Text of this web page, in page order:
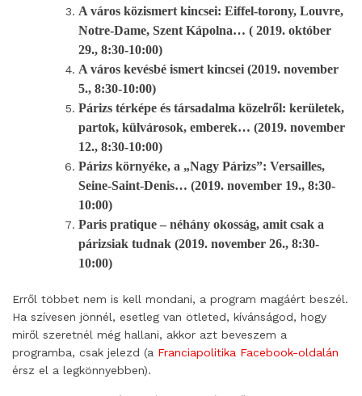
A város közismert kincsei: Eiffel-torony, Louvre,
Notre-Dame, Szent Kápolna… ( 2019. október
29., 8:30-10:00)
A város kevésbé ismert kincsei (2019. november
5., 8:30-10:00)
Párizs térképe és társadalma közelről: kerületek,
partok, külvárosok, emberek… (2019. november
12., 8:30-10:00)
Párizs környéke, a „Nagy Párizs”: Versailles,
Seine-Saint-Denis… (2019. november 19., 8:30-
10:00)
Paris pratique – néhány okosság, amit csak a
párizsiak tudnak (2019. november 26., 8:30-
10:00)
Erről többet nem is kell mondani, a program magáért beszél.
Ha szívesen jönnél, esetleg van ötleted, kívánságod, hogy
miről szeretnél még hallani, akkor azt beveszem a
programba, csak jelezd (a Franciapolitika Facebook-oldalán
érsz el a legkönnyebben).